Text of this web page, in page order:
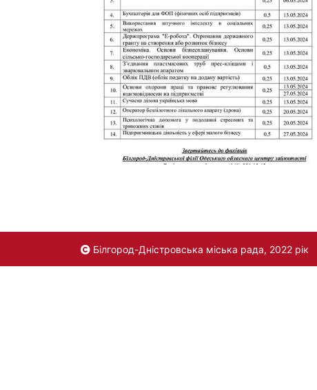
Білгород-Дністровська міська рада, 2022 рік